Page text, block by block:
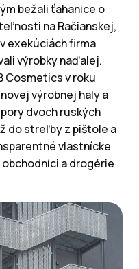
bežali ťahanice o
na Račianskej,
exekúciách firma
výrobky naďalej.
Cosmetics v roku
výrobnej haly a
dvoch ruských
do streľby z pištole a
vlastnícke
a drogérie